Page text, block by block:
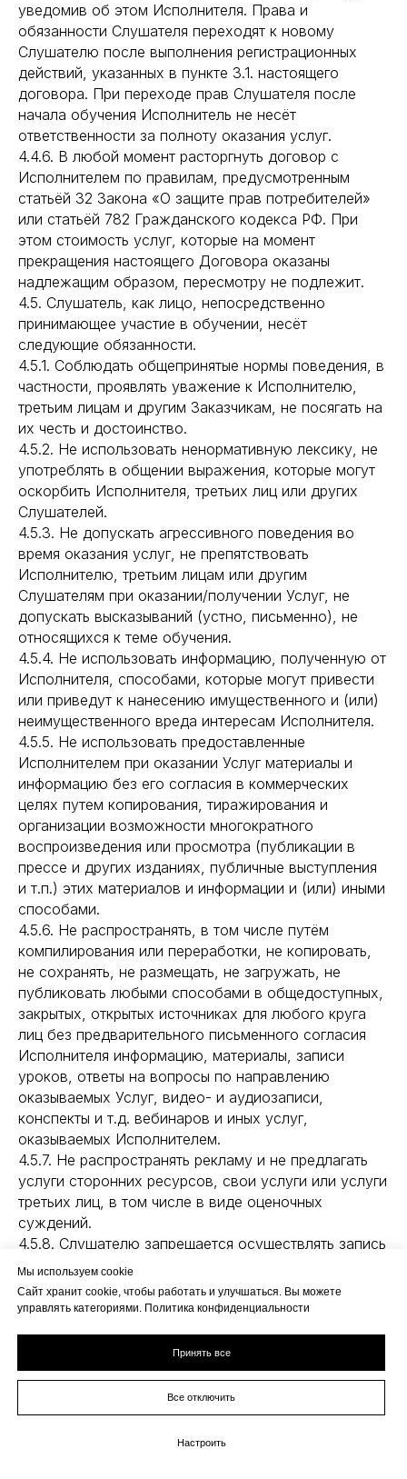
уведомив об этом Исполнителя. Права и
обязанности Слушателя переходят к новому
Слушателю после выполнения регистрационных
действий, указанных в пункте 3.1. настоящего
договора. При переходе прав Слушателя после
начала обучения Исполнитель не несёт
ответственности за полноту оказания услуг.
4.4.6. В любой момент расторгнуть договор с
Исполнителем по правилам, предусмотренным
статьёй 32 Закона «О защите прав потребителей»
или статьёй 782 Гражданского кодекса РФ. При
этом стоимость услуг, которые на момент
прекращения настоящего Договора оказаны
надлежащим образом, пересмотру не подлежит.
4.5. Слушатель, как лицо, непосредственно
принимающее участие в обучении, несёт
следующие обязанности.
4.5.1. Соблюдать общепринятые нормы поведения, в
частности, проявлять уважение к Исполнителю,
третьим лицам и другим Заказчикам, не посягать на
их честь и достоинство.
4.5.2. Не использовать ненормативную лексику, не
употреблять в общении выражения, которые могут
оскорбить Исполнителя, третьих лиц или других
Слушателей.
4.5.3. Не допускать агрессивного поведения во
время оказания услуг, не препятствовать
Исполнителю, третьим лицам или другим
Слушателям при оказании/получении Услуг, не
допускать высказываний (устно, письменно), не
относящихся к теме обучения.
4.5.4. Не использовать информацию, полученную от
Исполнителя, способами, которые могут привести
или приведут к нанесению имущественного и (или)
неимущественного вреда интересам Исполнителя.
4.5.5. Не использовать предоставленные
Исполнителем при оказании Услуг материалы и
информацию без его согласия в коммерческих
целях путем копирования, тиражирования и
организации возможности многократного
воспроизведения или просмотра (публикации в
прессе и других изданиях, публичные выступления
и т.п.) этих материалов и информации и (или) иными
способами.
4.5.6. Не распространять, в том числе путём
компилирования или переработки, не копировать,
не сохранять, не размещать, не загружать, не
публиковать любыми способами в общедоступных,
закрытых, открытых источниках для любого круга
лиц без предварительного письменного согласия
Исполнителя информацию, материалы, записи
уроков, ответы на вопросы по направлению
оказываемых Услуг, видео- и аудиозаписи,
конспекты и т.д. вебинаров и иных услуг,
оказываемых Исполнителем.
4.5.7. Не распространять рекламу и не предлагать
услуги сторонних ресурсов, свои услуги или услуги
третьих лиц, в том числе в виде оценочных
суждений.
4.5.8. Слушателю запрещается осуществлять запись
видеоуроков или групповых консультаций любыми
способами (на жесткий диск компьютера либо
посредством видеоаппаратуры) без специального
4.5.9. Использовать групповые чаты, имеющие
образовательное назначение, только для целей,
связанных с освоением материала.
4.5.10. Слушатель несёт ответственность,
нарушение вышеизложенных пунктов.
Мы используем cookie
Сайт хранит cookie, чтобы работать и улучшаться. Вы можете
управлять категориями. Политика конфиденциальности
Принять все
Все отключить
Настроить